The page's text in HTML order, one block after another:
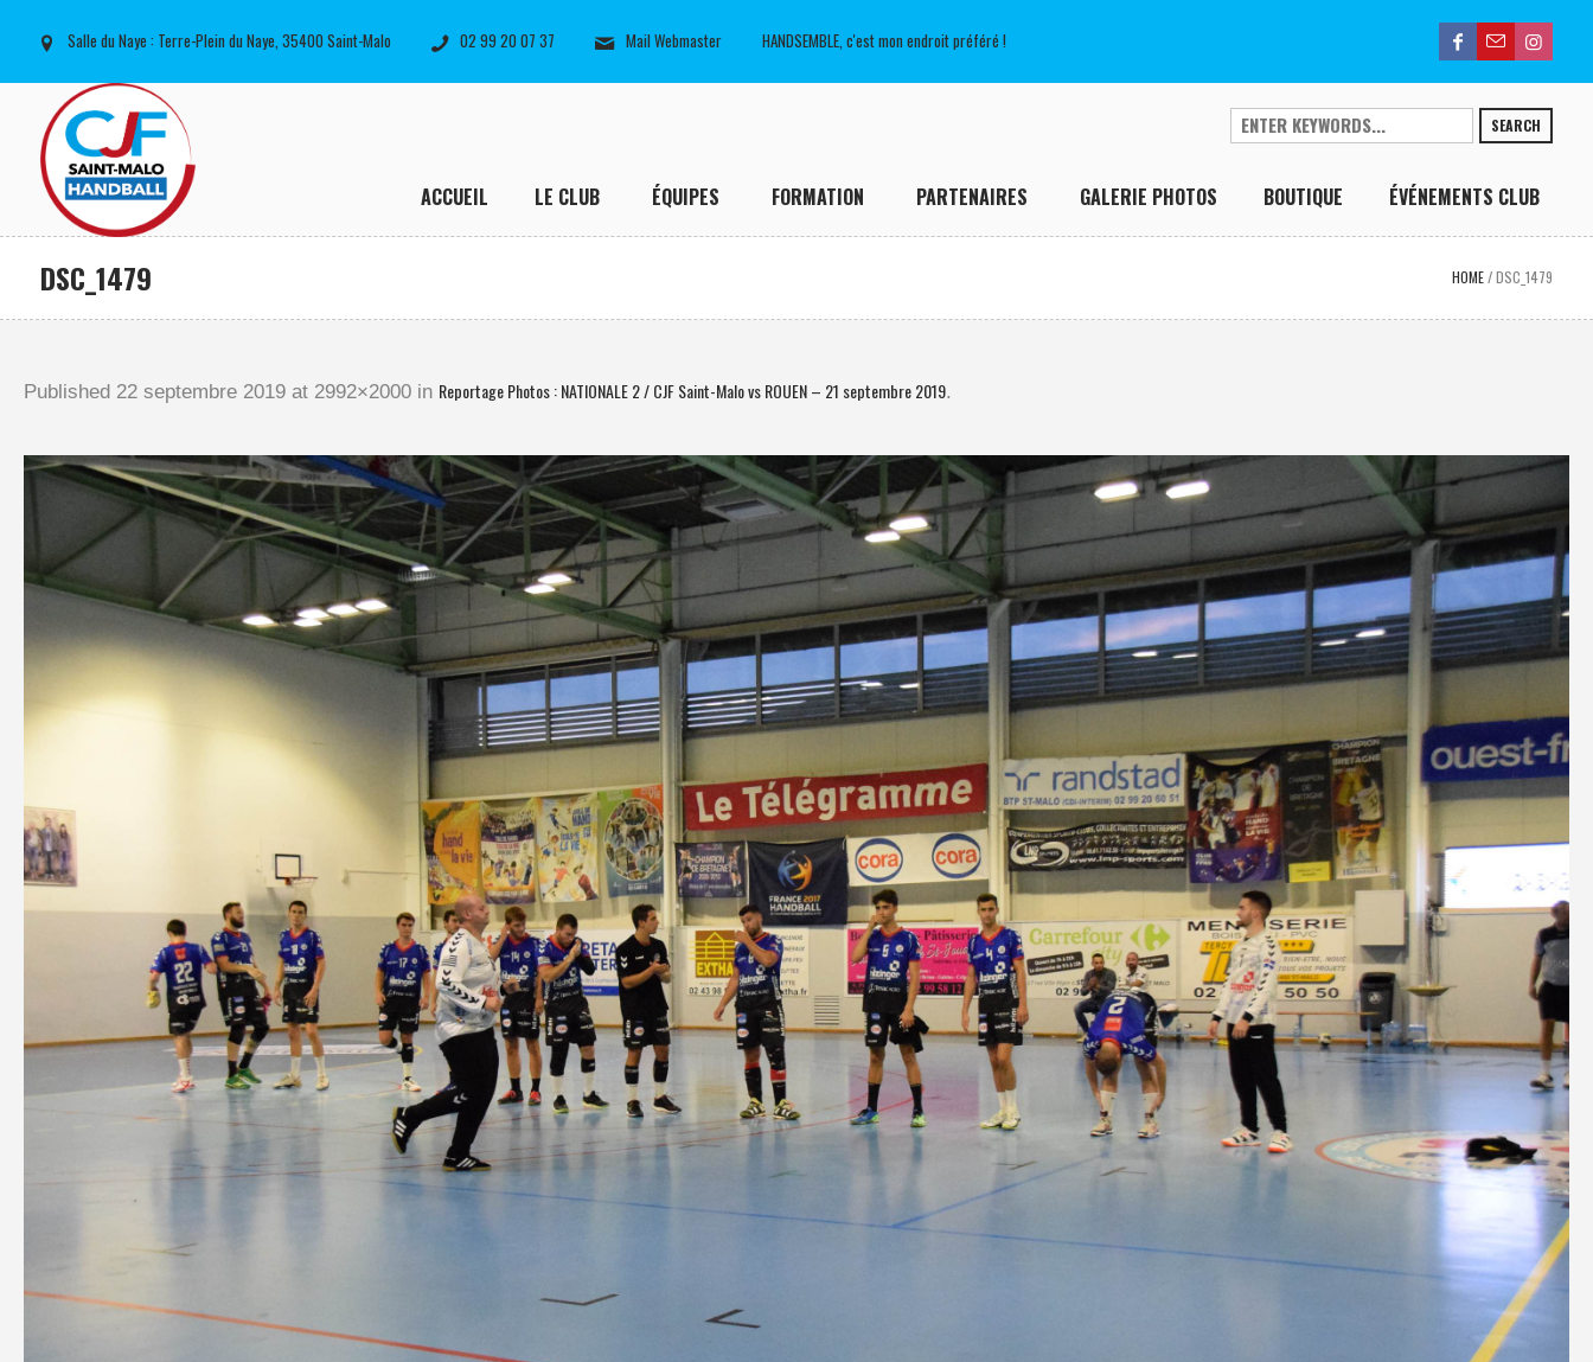
Salle du Naye : Terre-Plein du Naye, 35400 Saint-Malo 02 99 20 07 37 Mail Webmaster HANDSEMBLE, c'est mon endroit préféré !
SEARCH
ACCUEIL LE CLUB ÉQUIPES FORMATION PARTENAIRES GALERIE PHOTOS BOUTIQUE ÉVÉNEMENTS CLUB
DSC_1479 HOME /DSC_1479
Published 22 septembre 2019 at 2992×2000 in Reportage Photos : NATIONALE 2 / CJF Saint-Malo vs ROUEN – 21 septembre 2019.